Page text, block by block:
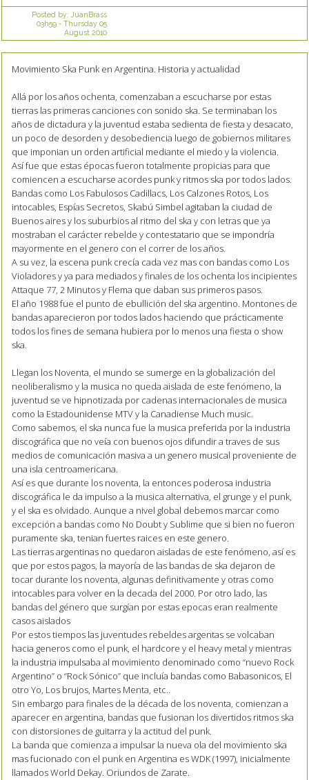
Posted by: JuanBrass
03h59- Thursday 05
August 2010
Movimiento Ska Punk en Argentina. Historia y actualidad
Allá por los años ochenta, comenzaban a escucharse por estas
tierras las primeras canciones con sonido ska. Se terminaban los
años de dictadura y la juventud estaba sedienta de fiesta y desacato,
un poco de desorden y desobediencia luego de gobiernos militares
que imponian un orden artificial mediante el miedo y la violencia.
Así fue que estas épocas fueron totalmente propicias para que
comiencen a escucharse acordes punk y ritmos ska por todos lados.
Bandas como Los Fabulosos Cadillacs, Los Calzones Rotos, Los
intocables, Espías Secretos, Skabú Simbel agitaban la ciudad de
Buenos aires y los suburbios al ritmo del ska y con letras que ya
mostraban el carácter rebelde y contestatario que se impondría
mayormente en el genero con el correr de los años.
A su vez, la escena punk crecía cada vez mas con bandas como Los
Violadores y ya para mediados y finales de los ochenta los incipientes
Attaque 77, 2 Minutos y Flema que daban sus primeros pasos.
El año 1988 fue el punto de ebullición del ska argentino. Montones de
bandas aparecieron por todos lados haciendo que prácticamente
todos los fines de semana hubiera por lo menos una fiesta o show
ska.
Llegan los Noventa, el mundo se sumerge en la globalización del
neoliberalismo y la musica no queda aislada de este fenómeno, la
juventud se ve hipnotizada por cadenas internacionales de musica
como la Estadounidense MTV y la Canadiense Much music.
Como sabemos, el ska nunca fue la musica preferida por la industria
discográfica que no veía con buenos ojos difundir a traves de sus
medios de comunicación masiva a un genero musical proveniente de
una isla centroamericana.
Así es que durante los noventa, la entonces poderosa industria
discográfica le da impulso a la musica alternativa, el grunge y el punk,
y el ska es olvidado. Aunque a nivel global debemos marcar como
excepción a bandas como No Doubt y Sublime que si bien no fueron
puramente ska, tenian fuertes raices en este genero.
Las tierras argentinas no quedaron aisladas de este fenómeno, así es
que por estos pagos, la mayoría de las bandas de ska dejaron de
tocar durante los noventa, algunas definitivamente y otras como
intocables para volver en la decada del 2000. Por otro lado, las
bandas del género que surgían por estas epocas eran realmente
casos aislados
Por estos tiempos las juventudes rebeldes argentas se volcaban
hacia generos como el punk, el hardcore y el heavy metal y mientras
la industria impulsaba al movimiento denominado como “nuevo Rock
Argentino” o “Rock Sónico” que incluía bandas como Babasonicos, El
otro Yo, Los brujos, Martes Menta, etc..
Sin embargo para finales de la década de los noventa, comienzan a
aparecer en argentina, bandas que fusionan los divertidos ritmos ska
con distorsiones de guitarra y la actitud del punk.
La banda que comienza a impulsar la nueva ola del movimiento ska
mas fucionado con el punk en Argentina es WDK (1997), inicialmente
llamados World Dekay. Oriundos de Zarate.